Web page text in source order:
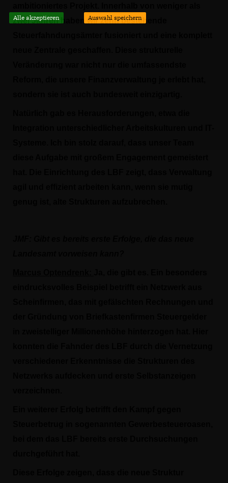
zwei Jahren haben wir zehn bestehende
Alle akzeptieren Auswahl speichern